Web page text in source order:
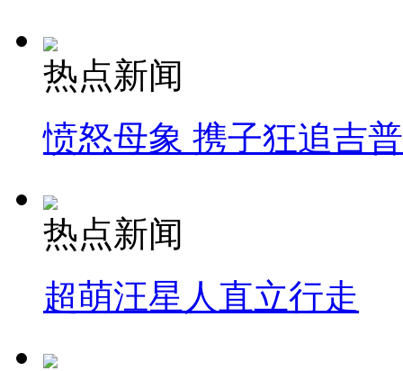
热点新闻
愤怒母象 携子狂追吉
热点新闻
超萌汪星人直立行走